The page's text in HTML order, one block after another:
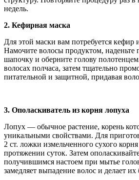
недель.
2. Кефирная маска
Для этой маски вам потребуется кефир
Намочите волосы продуктом, наденьте
шапочку и оберните голову
волосах полчаса, затем тщательно
питательной и защитной, придавая
3. Ополаскиватель из корня лопуха
Лопух — обычное растение, корень
уникальными свойствами. Для
2 ст. ложки измельченного сухого
протяжении суток. Затем
получившимся настоем при мытье
замедляет выпадение волос и делает